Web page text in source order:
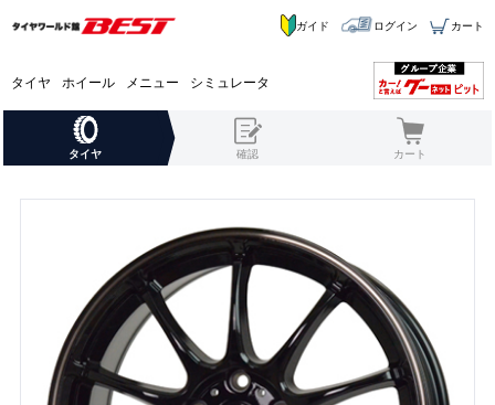
タイヤ ホイール メニュー シミュレータ
ガイド ログイン カート
タイヤ 確認 カート